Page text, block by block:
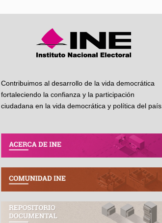
Contribuimos al desarrollo de la vida democrática
fortaleciendo la confianza y la participación
ciudadana en la vida democrática y política del país.